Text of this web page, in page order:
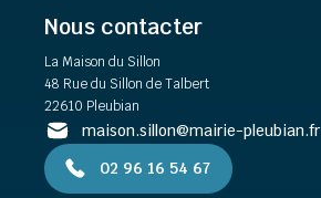
Nous contacter
La Maison du Sillon
48 Rue du Sillon de Talbert
22610 Pleubian
maison.sillon@mairie-pleubian.fr
02 96 16 54 67